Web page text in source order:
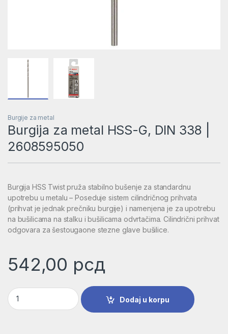
Burgije za metal
Burgija za metal HSS-G, DIN 338 |
2608595050
Burgija HSS Twist pruža stabilno bušenje za standardnu
upotrebu u metalu – Poseduje sistem cilindričnog prihvata
(prihvat je jednak prečniku burgije) i namenjena je za upotrebu
na bušilicama na stalku i bušilicama odvrtačima. Cilindrični prihvat
odgovara za šestougaone stezne glave bušilice.
542,00 рсд
Burgija za metal HSS-G, DIN 338 | 2608595050 količina
Dodaj u korpu